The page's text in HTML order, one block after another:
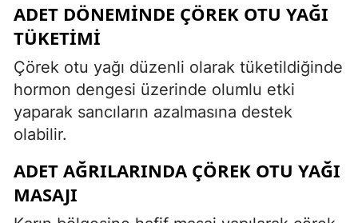
ADET DÖNEMINDE ÇÖREK OTU YAĞI
TÜKETIMI
Çörek otu yağı düzenli olarak tüketildiğinde
hormon dengesi üzerinde olumlu etki
yaparak sancıların azalmasına destek
olabilir.
ADET AĞRILARINDA ÇÖREK OTU YAĞI
MASAJI